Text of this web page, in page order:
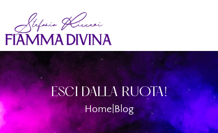
ESCI DALLA RUOTA!
Home Blog